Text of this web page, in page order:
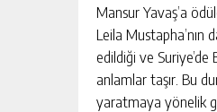
Mansur Yavaş’a
Leila Mustapha’nın
edildiği ve
anlamlar taşır. Bu
yaratmaya yönelik